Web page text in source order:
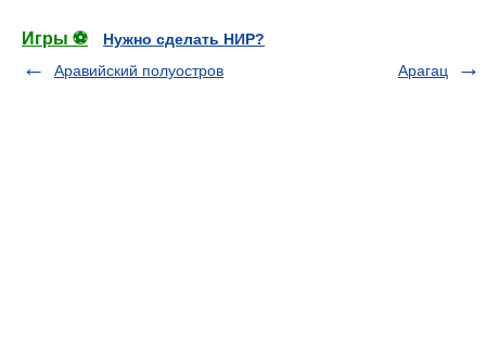
Игры ⚽
Нужно сделать НИР?
Аравийский полуостров
Арагац